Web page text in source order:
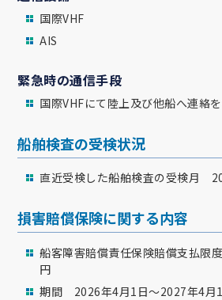
国際VHF
AIS
緊急時の通信手段
国際VHFにて陸上及び他船へ連絡を
船舶検査の受検状況
直近受検した船舶検査の受検月
損害賠償保険に関する内容
船客障害賠償責任保険賠償支払限
円
期間 2026年4月1日～2027年4月